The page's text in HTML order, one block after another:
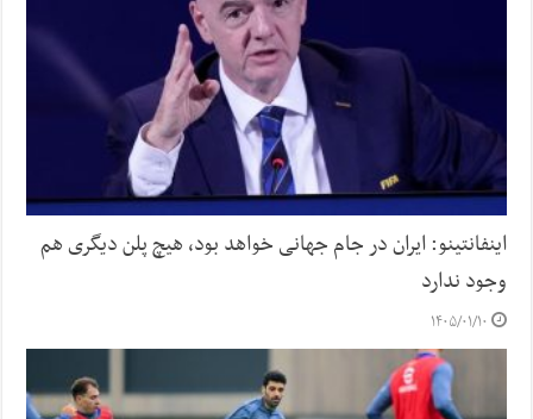
اینفانتینو: ایران در جام جهانی خواهد بود، هیچ پلن دیگری هم
وجود ندارد
۱۴۰۵/۰۱/۱۰